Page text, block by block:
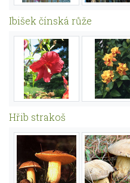
Ibišek čínská růže
Hřib strakoš